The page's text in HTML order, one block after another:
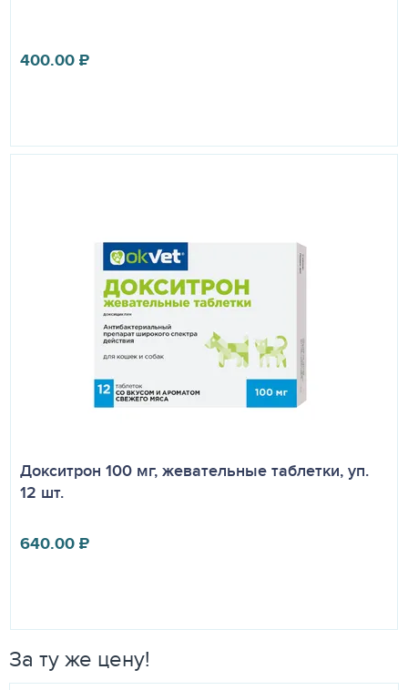
400.00₽
Докситрон 100 мг, жевательные таблетки, уп.
12 шт.
640.00₽
За ту же цену!